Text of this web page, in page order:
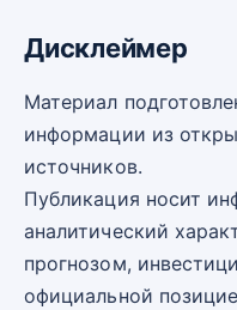
Дисклеймер
Материал
информации из
источников.
Публикация носит
аналитический
прогнозом,
официальной